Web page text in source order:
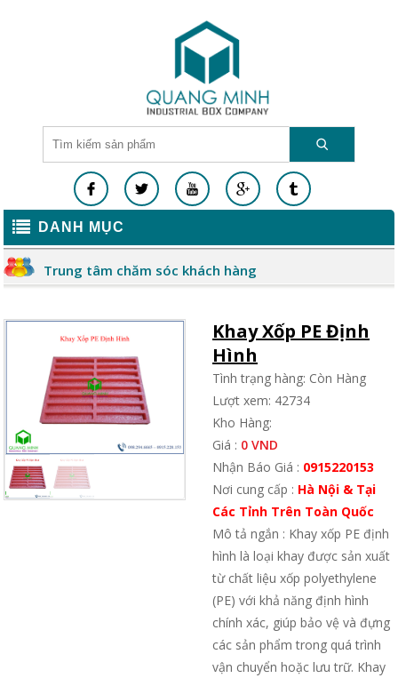
DANH MỤC
Trung tâm chăm sóc khách hàng
Khay Xốp PE Định
Hình
Tình trạng hàng: Còn Hàng
Lượt xem: 42734
Kho Hàng:
Giá : 0 VND
Nhận Báo Giá : 0915220153
Nơi cung cấp : Hà Nội & Tại
Các Tỉnh Trên Toàn Quốc
Mô tả ngắn : Khay xốp PE định
hình là loại khay được sản xuất
từ chất liệu xốp polyethylene
(PE) với khả năng định hình
chính xác, giúp bảo vệ và đựng
các sản phẩm trong quá trình
vận chuyển hoặc lưu trữ. Khay